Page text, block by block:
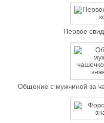
Первое
Общение с мужчиной за